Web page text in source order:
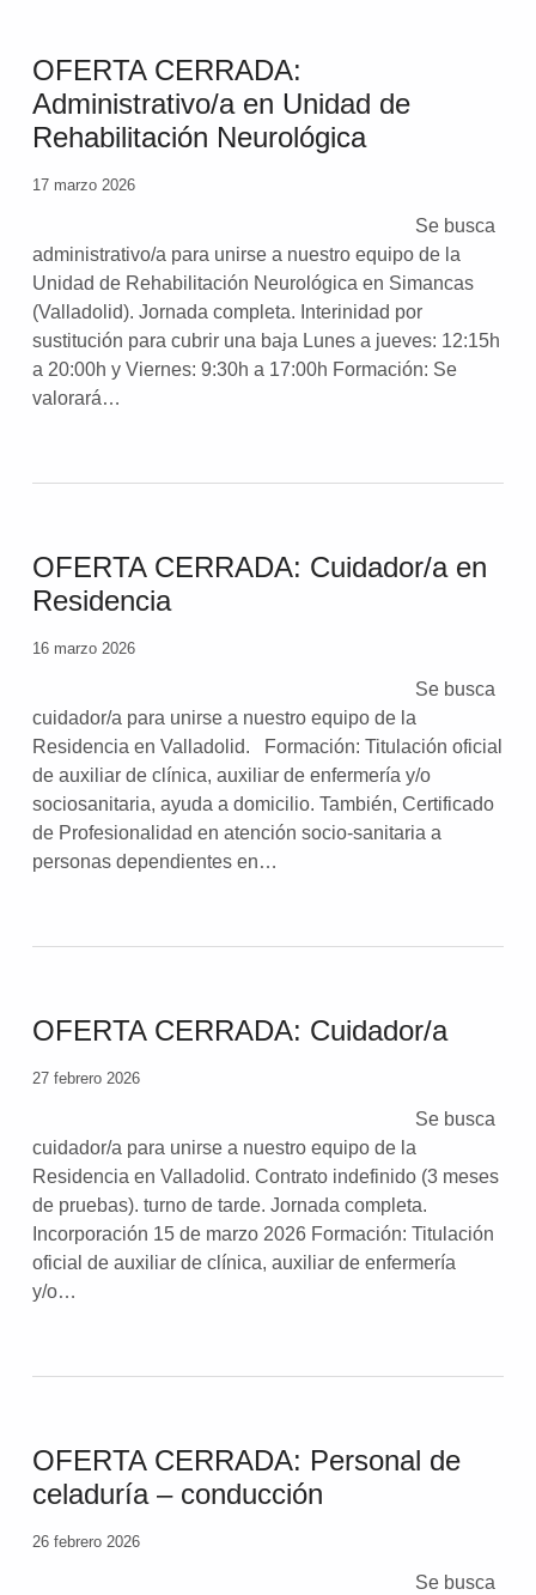
OFERTA CERRADA:
Administrativo/a en Unidad de
Rehabilitación Neurológica
17 marzo 2026
Se busca
administrativo/a para unirse a nuestro equipo de la
Unidad de Rehabilitación Neurológica en Simancas
(Valladolid). Jornada completa. Interinidad por
sustitución para cubrir una baja Lunes a jueves: 12:15h
a 20:00h y Viernes: 9:30h a 17:00h Formación: Se
valorará…
OFERTA CERRADA: Cuidador/a en
Residencia
16 marzo 2026
Se busca
cuidador/a para unirse a nuestro equipo de la
Residencia en Valladolid. Formación: Titulación oficial
de auxiliar de clínica, auxiliar de enfermería y/o
sociosanitaria, ayuda a domicilio. También, Certificado
de Profesionalidad en atención socio-sanitaria a
personas dependientes en…
OFERTA CERRADA: Cuidador/a
27 febrero 2026
Se busca
cuidador/a para unirse a nuestro equipo de la
Residencia en Valladolid. Contrato indefinido (3 meses
de pruebas). turno de tarde. Jornada completa.
Incorporación 15 de marzo 2026 Formación: Titulación
oficial de auxiliar de clínica, auxiliar de enfermería
y/o…
OFERTA CERRADA: Personal de
celaduría – conducción
26 febrero 2026
Se busca